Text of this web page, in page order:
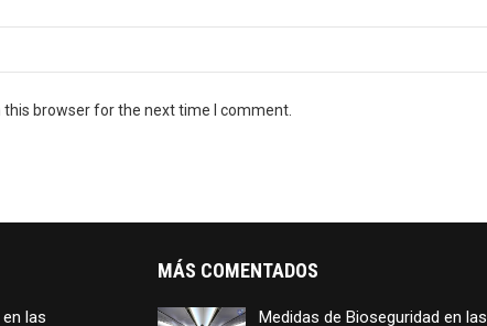
browser for the next time I comment.
las
MÁS COMENTADOS
Medidas de Bioseguridad en las